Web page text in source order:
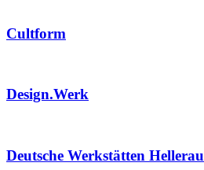
Cultform
Design.Werk
Deutsche Werkstätten Hellerau